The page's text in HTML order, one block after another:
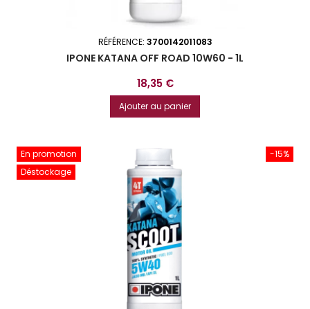
RÉFÉRENCE: 3700142011083
IPONE KATANA OFF ROAD 10W60 - 1L
Prix
18,35 €
Ajouter au panier
-15%
En promotion
Déstockage